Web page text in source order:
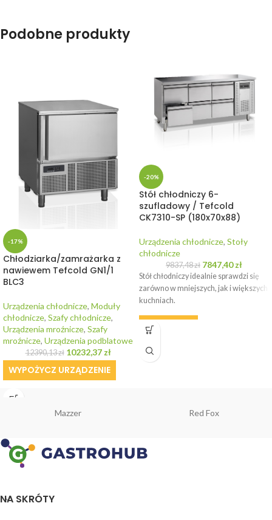
Podobne produkty
-17%
Chłodziarka/zamrażarka z
nawiewem Tefcold GN1/1
BLC3
Urządzenia chłodnicze, Moduły
chłodnicze, Szafy chłodnicze,
Urządzenia mroźnicze, Szafy
mroźnicze, Urządzenia podblatowe
12390,13zł 10232,37 zł
WYPOŻYCZ URZĄDZENIE
-20%
Stół chłodniczy 6-
szufladowy / Tefcold
CK7310-SP (180x70x88)
Urządzenia chłodnicze, Stoły
chłodnicze
9837,48zł 7847,40zł
Stół chłodniczy idealnie sprawdzi się
zarówno w mniejszych, jak i większych
kuchniach.
WYPOŻYCZ
Mazzer Red Fox
NA SKRÓTY